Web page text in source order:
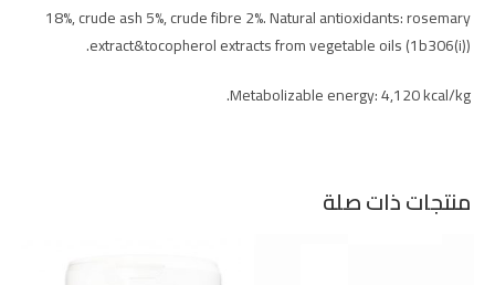
18%, crude ash 5%, crude fibre 2%. Natural antioxidants: rosemary
extract&tocopherol extracts from vegetable oils (1b306(i)).
Metabolizable energy: 4,120 kcal/kg.
منتجات ذات صلة